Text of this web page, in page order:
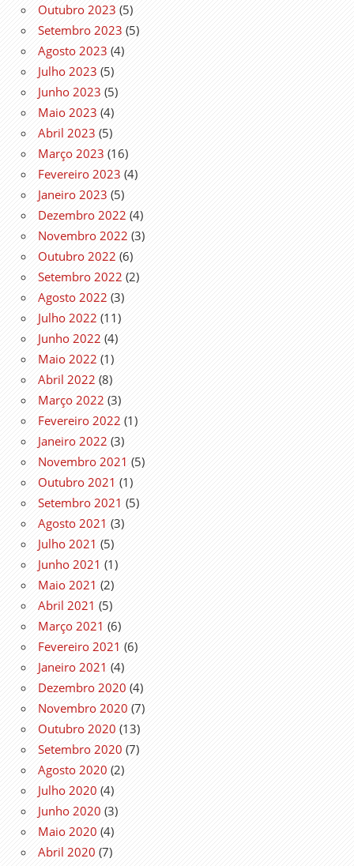
Outubro 2023 (5)
Setembro 2023 (5)
Agosto 2023 (4)
Julho 2023 (5)
Junho 2023 (5)
Maio 2023 (4)
Abril 2023 (5)
Março 2023 (16)
Fevereiro 2023 (4)
Janeiro 2023 (5)
Dezembro 2022 (4)
Novembro 2022 (3)
Outubro 2022 (6)
Setembro 2022 (2)
Agosto 2022 (3)
Julho 2022 (11)
Junho 2022 (4)
Maio 2022 (1)
Abril 2022 (8)
Março 2022 (3)
Fevereiro 2022 (1)
Janeiro 2022 (3)
Novembro 2021 (5)
Outubro 2021 (1)
Setembro 2021 (5)
Agosto 2021 (3)
Julho 2021 (5)
Junho 2021 (1)
Maio 2021 (2)
Abril 2021 (5)
Março 2021 (6)
Fevereiro 2021 (6)
Janeiro 2021 (4)
Dezembro 2020 (4)
Novembro 2020 (7)
Outubro 2020 (13)
Setembro 2020 (7)
Agosto 2020 (2)
Julho 2020 (4)
Junho 2020 (3)
Maio 2020 (4)
Abril 2020 (7)